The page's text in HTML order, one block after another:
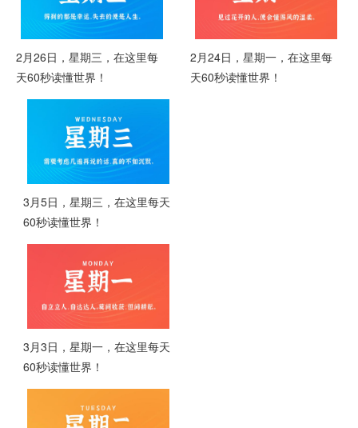
2月26日，星期三，在这里每
天60秒读懂世界！
2月24日，星期一，在这里每
天60秒读懂世界！
3月5日，星期三，在这里每天
60秒读懂世界！
3月3日，星期一，在这里每天
60秒读懂世界！